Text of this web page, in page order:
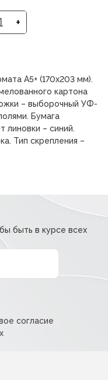
+
А5+ (170х203 мм).
картона
– выборочный УФ-
Бумага
линовки – синий.
Тип скрепления –
быть в курсе всех
согласие